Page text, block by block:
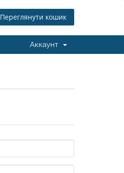
Переглянути кошик
Аккаунт